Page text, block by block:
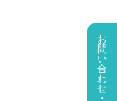
お
問
い
合
わ
せ
・